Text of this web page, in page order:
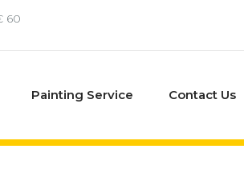
60
Painting Service Contact Us